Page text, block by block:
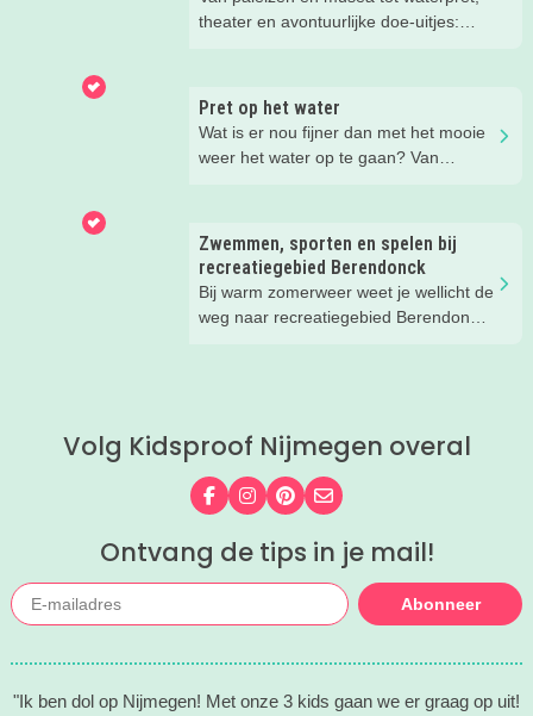
theater en avontuurlijke doe-uitjes:
Pret op het water
Wat is er nou fijner dan met het mooie
weer het water op te gaan? Van
je de leukste tips voor op én in het
Zwemmen, sporten en spelen bij
recreatiegebied Berendonck
Bij warm zomerweer weet je wellicht de
weg naar recreatiegebied Berendonck
delen onze favoriete tips met je!
Volg Kidsproof Nijmegen overal
Volg ons op Facebook
Volg ons op Instagram
Volg ons op Pinterest
Mail ons
Ontvang de tips in je mail!
Abonneer
"Ik ben dol op Nijmegen! Met onze 3 kids gaan we er graag op uit!